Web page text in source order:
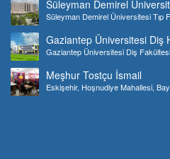
Süleyman Demirel
Süleyman Demirel Üniversitesi
Gaziantep Üniversitesi Diş
Gaziantep Üniversitesi Diş
Meşhur Tostçu İsmail
Eskişehir, Hoşnudiye Mahallesi,